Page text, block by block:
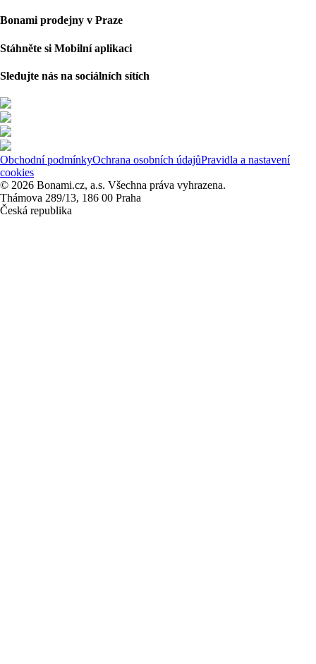
Bonami prodejny v Praze
Stáhněte si Mobilní aplikaci
Sledujte nás na sociálních sítích
Obchodní podmínkyOchrana osobních údajůPravidla a nastavení
cookies
© 2026 Bonami.cz, a.s. Všechna práva vyhrazena.
Thámova 289/13, 186 00 Praha
Česká republika